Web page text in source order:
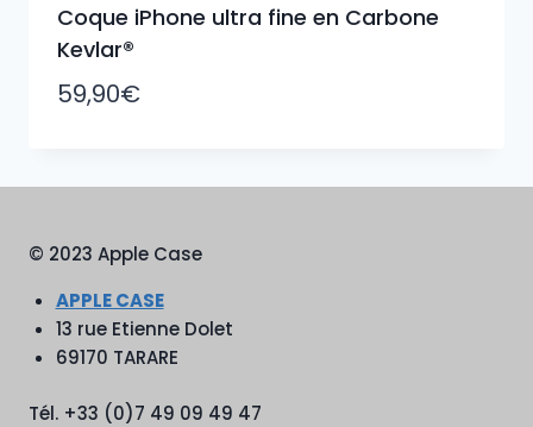
Coque iPhone ultra fine en Carbone
Kevlar®
59,90€
© 2023 Apple Case
APPLE CASE
13 rue Etienne Dolet
69170 TARARE
Tél. +33 (0)7 49 09 49 47